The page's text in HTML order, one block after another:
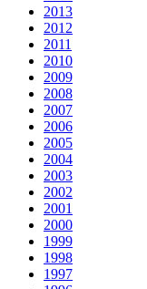
2013
2012
2011
2010
2009
2008
2007
2006
2005
2004
2003
2002
2001
2000
1999
1998
1997